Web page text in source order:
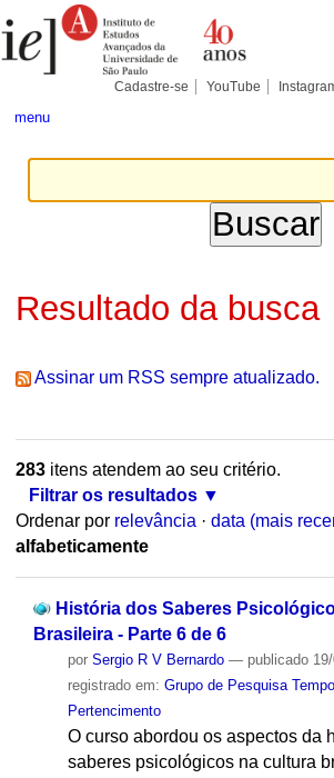
para
conteúdo.
Pessoais
Cadastre-se YouTube
menu
Resultado da busca
Assinar um RSS sempre atualizado.
283itens atendem ao seu critério.
Filtrar os resultados
Ordenar por relevância · data (mais
alfabeticamente
História dos Saberes
Brasileira - Parte 6 de 6
por Sergio R V Bernardo — publicado19/
registrado em: Grupo de Pesquisa
Pertencimento
O curso abordou os aspectos da
saberes psicológicos na cultura